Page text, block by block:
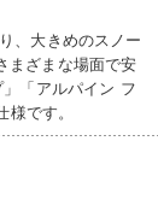
、大きめのスノー
まざまな場面で安
「アルパイン フ
です。